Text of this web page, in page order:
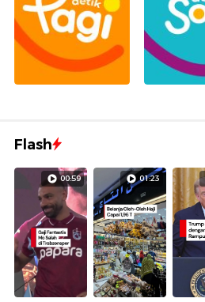
Flash
00:59 01:23